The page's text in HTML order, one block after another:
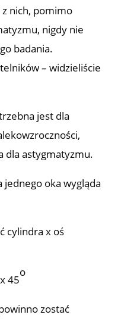
z nich, pomimo
nigdy nie
badania.
– widzieliście
jest dla
dla astygmatyzmu.
jednego oka wygląda
cylindra x oś
45
o
zostać